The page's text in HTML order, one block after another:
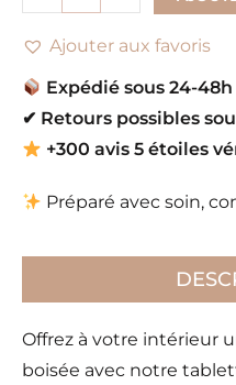
Ajouter aux favoris
Expédié sous 24-48h
✔ Retours possibles
+300 avis 5 étoiles
Préparé avec soin,
Offrez à votre intérieur
boisée avec notre